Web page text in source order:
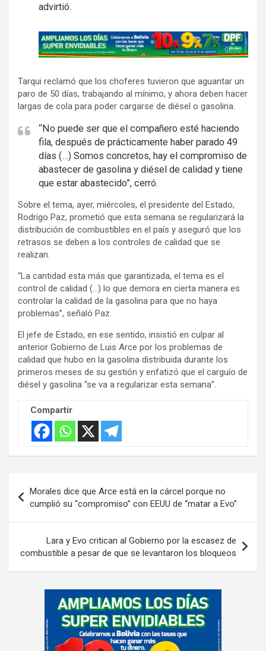
advirtió.
A
d
e
r
i
s
e
m
n
t
:
Tarqui reclamó que los choferes tuvieron que aguantar un
paro de 50 días, trabajando al mínimo, y ahora deben hacer
largas de cola para poder cargarse de diésel o gasolina.
“No puede ser que el compañero esté haciendo
fila, después de prácticamente haber parado 49
días (…) Somos concretos, hay el compromiso de
abastecer de gasolina y diésel de calidad y tiene
que estar abastecido”, cerró.
Sobre el tema, ayer, miércoles, el presidente del Estado,
Rodrigo Paz, prometió que esta semana se regularizará la
distribución de combustibles en el país y aseguró que los
retrasos se deben a los controles de calidad que se
realizan.
“La cantidad esta más que garantizada, el tema es el
control de calidad (…) lo que demora en cierta manera es
controlar la calidad de la gasolina para que no haya
problemas”, señaló Paz.
El jefe de Estado, en ese sentido, insistió en culpar al
anterior Gobierno de Luis Arce por los problemas de
calidad que hubo en la gasolina distribuida durante los
primeros meses de su gestión y enfatizó que el carguío de
diésel y gasolina “se va a regularizar esta semana”.
Compartir
de
entradas
Morales dice que Arce está en la cárcel porque no
cumplió su “compromiso” con EEUU de “matar a Evo”
Lara y Evo critican al Gobierno por la escasez de
combustible a pesar de que se levantaron los bloqueos